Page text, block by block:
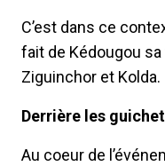
C’est dans ce
fait de Kédougou
Ziguinchor et Kolda.
Derrière les
Au coeur de